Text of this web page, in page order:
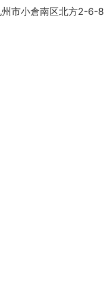
市小倉南区北方2-6-8